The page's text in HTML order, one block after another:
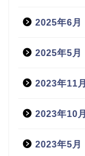
2025年6月
2025年5月
2023年11月
2023年10月
2023年5月